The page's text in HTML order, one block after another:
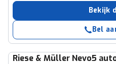
Bekijk
Bel
Riese & Müller Nevo5